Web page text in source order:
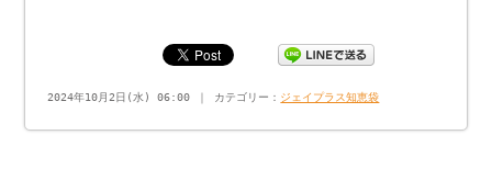
2024年10月2日(水) 06:00 ｜ カテゴリー： ジェイプラス知恵袋